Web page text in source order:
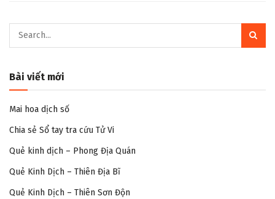
Bài viết mới
Mai hoa dịch số
Chia sẻ Sổ tay tra cứu Tử Vi
Quẻ kinh dịch – Phong Địa Quán
Quẻ Kinh Dịch – Thiên Địa Bĩ
Quẻ Kinh Dịch – Thiên Sơn Độn